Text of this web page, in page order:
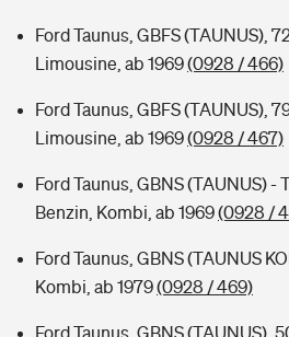
Ford Taunus, GBFS (TAUNUS),
Limousine, ab 1969(0928 / 466)
Ford Taunus, GBFS (TAUNUS),
Limousine, ab 1969(0928 / 467)
Ford Taunus, GBNS (TAUNUS) -
Benzin, Kombi, ab 1969(0928 /
Ford Taunus, GBNS (TAUNUS
Kombi, ab 1979(0928 / 469)
Ford Taunus, GBNS (TAUNUS),